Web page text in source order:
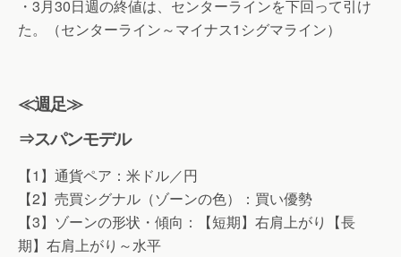
・3月30日週の終値は、センターラインを下回って引け
た。（センターライン～マイナス1シグマライン）
≪週足≫
⇒スパンモデル
【1】通貨ペア：米ドル／円
【2】売買シグナル（ゾーンの色）：買い優勢
【3】ゾーンの形状・傾向：【短期】右肩上がり【長
期】右肩上がり～水平